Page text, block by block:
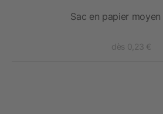
Sac en papier
dès 0,23 €